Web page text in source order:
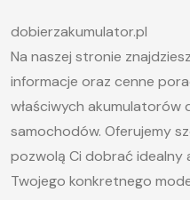
dobierzakumulator.pl
Na naszej stronie
informacje oraz cenne
właściwych akumulatorów
samochodów. Oferujemy
pozwolą Ci dobrać idealny
Twojego konkretnego